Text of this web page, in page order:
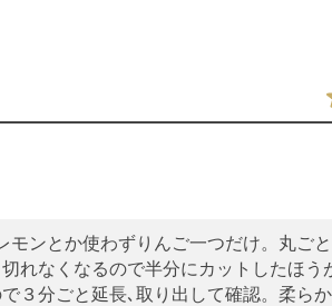
モンとか使わずりんご一つだけ。丸ご
れなくなるので半分にカットしたほう
３分ごと延長､取り出して確認。柔ら